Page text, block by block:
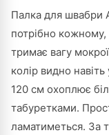
Палка для швабри
потрібно
тримає вагу
колір видно
120 см охоплює
табуретками.
ламатиметься. За